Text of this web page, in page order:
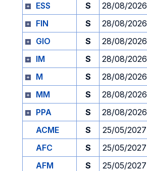
ESS
S 28/08/2026
FIN
S 28/08/2026
GIO
S 28/08/2026
IM
S 28/08/2026
M
S 28/08/2026
MM
S 28/08/2026
PPA
S 28/08/2026
ACME
S 25/05/2027
AFC
S 25/05/2027
AFM
S 25/05/2027